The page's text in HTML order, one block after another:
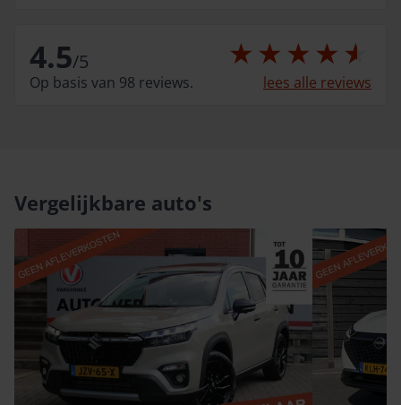
4.5/5
Op basis van 98 reviews. lees alle reviews
Vergelijkbare auto's